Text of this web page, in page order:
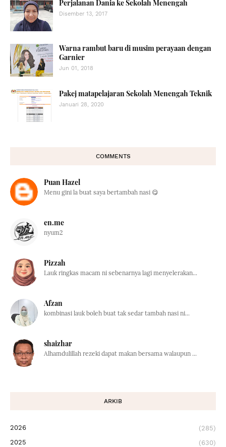
Perjalanan Dania ke Sekolah Menengah
Disember 13, 2017
Warna rambut baru di musim perayaan dengan
Garnier
Jun 01, 2018
Pakej matapelajaran Sekolah Menengah Teknik
Januari 28, 2020
COMMENTS
Puan Hazel
Menu gini la buat saya bertambah nasi 😋
en.me
nyum2
Pizzah
Lauk ringkas macam ni sebenarnya lagi menyelerakan...
Afzan
kombinasi lauk boleh buat tak sedar tambah nasi ni...
shaizhar
Alhamdulillah rezeki dapat makan bersama walaupun ...
ARKIB
2026
(285)
2025
(630)